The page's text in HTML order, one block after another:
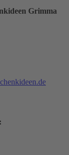
Grimma